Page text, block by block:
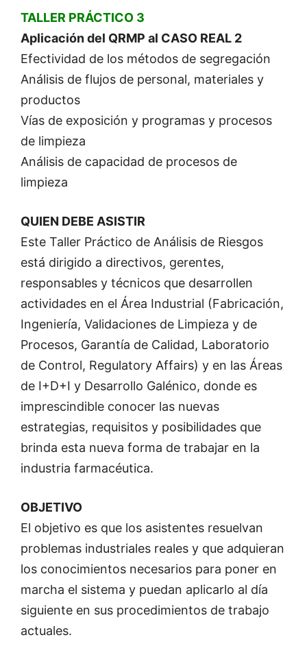
TALLER PRÁCTICO 3
Aplicación del QRMP al CASO REAL 2
Efectividad de los métodos de segregación
Análisis de flujos de personal, materiales y
productos
Vías de exposición y programas y procesos
de limpieza
Análisis de capacidad de procesos de
limpieza
QUIEN DEBE ASISTIR
Este Taller Práctico de Análisis de Riesgos
está dirigido a directivos, gerentes,
responsables y técnicos que desarrollen
actividades en el Área Industrial (Fabricación,
Ingeniería, Validaciones de Limpieza y de
Procesos, Garantía de Calidad, Laboratorio
de Control, Regulatory Affairs) y en las Áreas
de I+D+I y Desarrollo Galénico, donde es
imprescindible conocer las nuevas
estrategias, requisitos y posibilidades que
brinda esta nueva forma de trabajar en la
industria farmacéutica.
OBJETIVO
El objetivo es que los asistentes resuelvan
problemas industriales reales y que adquieran
los conocimientos necesarios para poner en
marcha el sistema y puedan aplicarlo al día
siguiente en sus procedimientos de trabajo
actuales.